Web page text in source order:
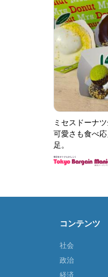
ミセスドーナ
可愛さも食べ
足。
コンテンツ
社会
政治
経済